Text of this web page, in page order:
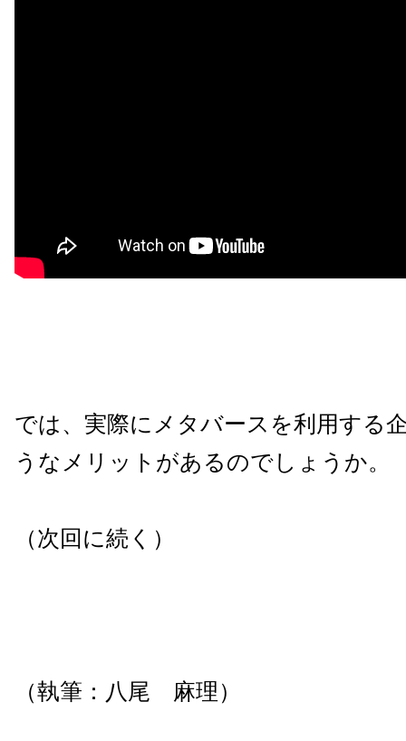
では、実際にメタバースを利用する
うなメリットがあるのでしょうか。
（次回に続く）
（執筆：八尾 麻理）